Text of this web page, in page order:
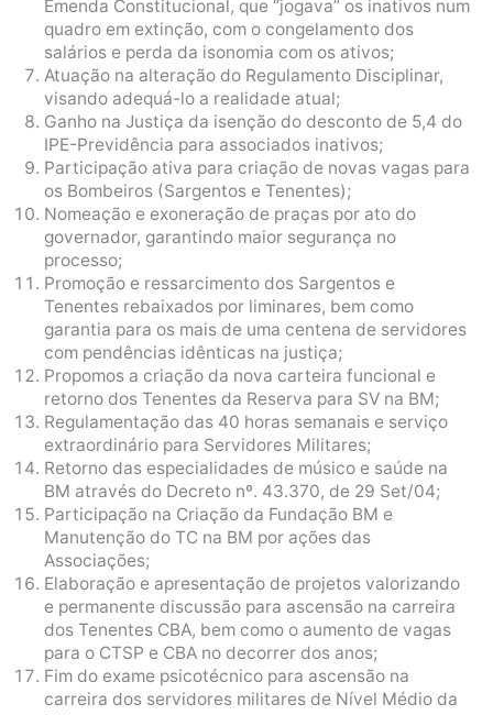
Emenda Constitucional, que “jogava” os inativos num
quadro em extinção, com o congelamento dos
salários e perda da isonomia com os ativos;
Atuação na alteração do Regulamento Disciplinar,
visando adequá-lo a realidade atual;
Ganho na Justiça da isenção do desconto de 5,4 do
IPE-Previdência para associados inativos;
Participação ativa para criação de novas vagas para
os Bombeiros (Sargentos e Tenentes);
Nomeação e exoneração de praças por ato do
governador, garantindo maior segurança no
processo;
Promoção e ressarcimento dos Sargentos e
Tenentes rebaixados por liminares, bem como
garantia para os mais de uma centena de servidores
com pendências idênticas na justiça;
Propomos a criação da nova carteira funcional e
retorno dos Tenentes da Reserva para SV na BM;
Regulamentação das 40 horas semanais e serviço
extraordinário para Servidores Militares;
Retorno das especialidades de músico e saúde na
BM através do Decreto nº. 43.370, de 29 Set/04;
Participação na Criação da Fundação BM e
Manutenção do TC na BM por ações das
Associações;
Elaboração e apresentação de projetos valorizando
e permanente discussão para ascensão na carreira
dos Tenentes CBA, bem como o aumento de vagas
para o CTSP e CBA no decorrer dos anos;
Fim do exame psicotécnico para ascensão na
carreira dos servidores militares de Nível Médio da